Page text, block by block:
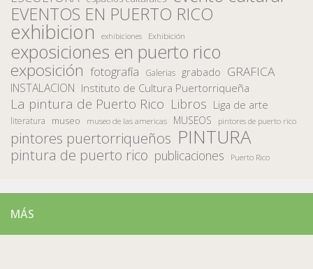
EVENTOS EN PUERTO RICO
exhibicion exhibiciones Exhibición
exposiciones en puerto rico
exposición fotografía Galerias grabado GRAFICA
INSTALACION Instituto de Cultura Puertorriqueña
La pintura de Puerto Rico Libros Liga de arte
literatura museo museo de las americas MUSEOS pintores de puerto rico
pintores puertorriqueños PINTURA
pintura de puerto rico publicaciones Puerto Rico
MÁS